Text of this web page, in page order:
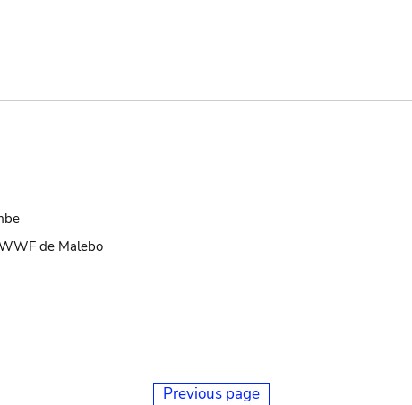
de Malebo
Previous page